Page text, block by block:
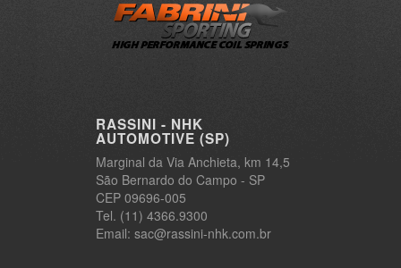
RASSINI - NHK
AUTOMOTIVE (SP)
Marginal da Via Anchieta, km 14,5
São Bernardo do Campo - SP
CEP 09696-005
Tel. (11) 4366.9300
Email: sac@rassini-nhk.com.br